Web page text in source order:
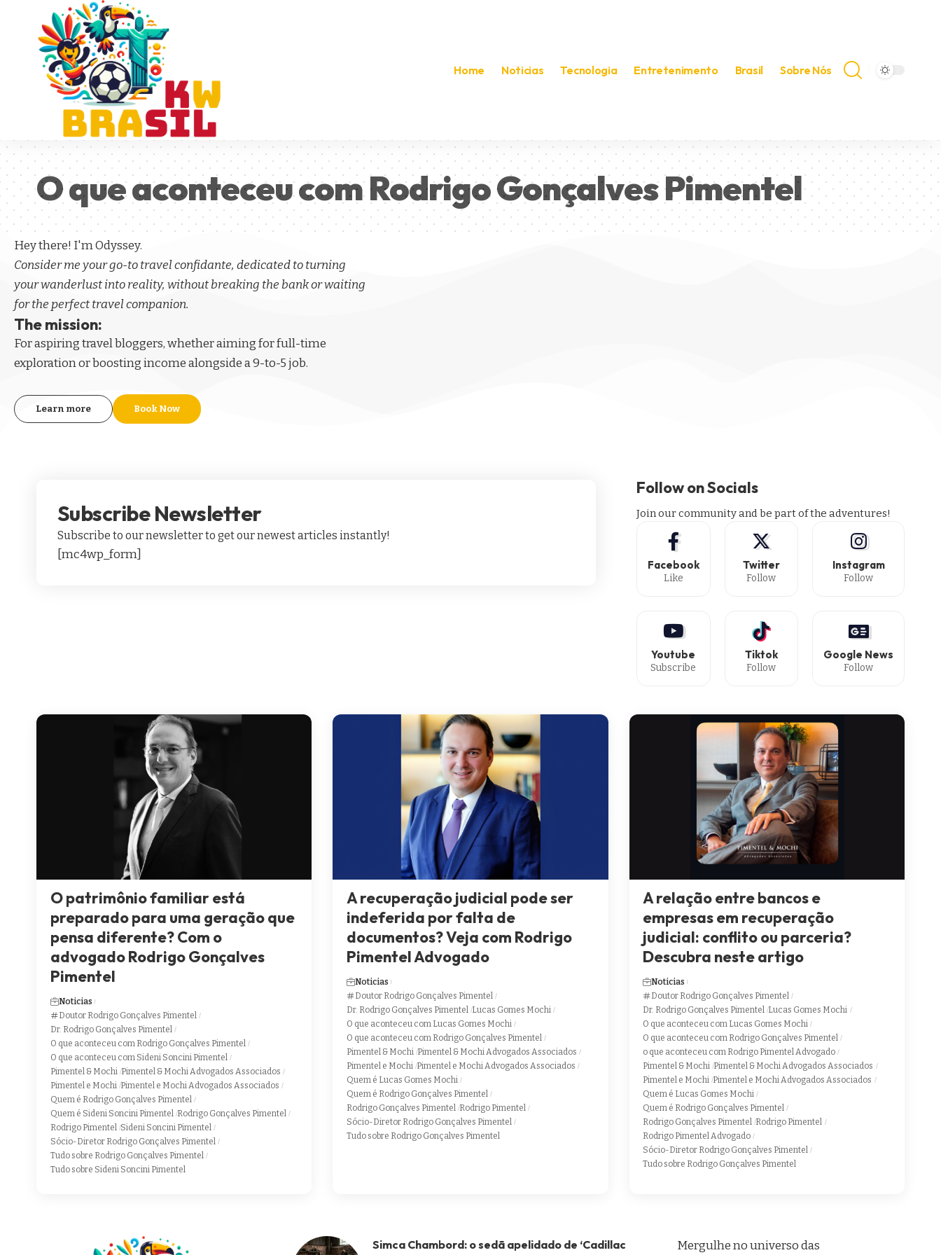
Home Noticias Tecnologia Entretenimento Brasil Sobre Nós
O que aconteceu com Rodrigo Gonçalves Pimentel
Hey there! I'm Odyssey.
Consider me your go-to travel confidante, dedicated to turning
your wanderlust into reality, without breaking the bank or waiting
for the perfect travel companion.
The mission:
For aspiringtravel bloggers, whether aiming for full-time
exploration or boosting income alongside a 9-to-5 job.
Learn more Book Now
Subscribe Newsletter
Subscribe to our newsletter to get our newest articles instantly!
[mc4wp_form]
Follow on Socials
Join our community and be part of the adventures!
Facebook
Like
Twitter
Follow
Instagram
Follow
Youtube
Subscribe
Tiktok
Follow
Google News
Follow
O patrimônio familiar está
preparado para uma geração que
pensa diferente? Com o
advogado Rodrigo Gonçalves
Pimentel
Noticias
Doutor Rodrigo Gonçalves Pimentel
Dr. Rodrigo Gonçalves Pimentel
O que aconteceu com Rodrigo Gonçalves Pimentel
O que aconteceu com Sideni Soncini Pimentel
Pimentel & Mochi Pimentel & Mochi Advogados Associados
Pimentel e Mochi Pimentel e Mochi Advogados Associados
Quem é Rodrigo Gonçalves Pimentel
Quem é Sideni Soncini Pimentel Rodrigo Gonçalves Pimentel
Rodrigo Pimentel Sideni Soncini Pimentel
Sócio-Diretor Rodrigo Gonçalves Pimentel
Tudo sobre Rodrigo Gonçalves Pimentel
Tudo sobre Sideni Soncini Pimentel
A recuperação judicial pode ser
indeferida por falta de
documentos? Veja com Rodrigo
Pimentel Advogado
Noticias
Doutor Rodrigo Gonçalves Pimentel
Dr. Rodrigo Gonçalves Pimentel Lucas Gomes Mochi
O que aconteceu com Lucas Gomes Mochi
O que aconteceu com Rodrigo Gonçalves Pimentel
Pimentel & Mochi Pimentel & Mochi Advogados Associados
Pimentel e Mochi Pimentel e Mochi Advogados Associados
Quem é Lucas Gomes Mochi
Quem é Rodrigo Gonçalves Pimentel
Rodrigo Gonçalves Pimentel Rodrigo Pimentel
Sócio-Diretor Rodrigo Gonçalves Pimentel
Tudo sobre Rodrigo Gonçalves Pimentel
A relação entre bancos e
empresas em recuperação
judicial: conflito ou parceria?
Descubra neste artigo
Noticias
Doutor Rodrigo Gonçalves Pimentel
Dr. Rodrigo Gonçalves Pimentel Lucas Gomes Mochi
O que aconteceu com Lucas Gomes Mochi
O que aconteceu com Rodrigo Gonçalves Pimentel
o que aconteceu com Rodrigo Pimentel Advogado
Pimentel & Mochi Pimentel & Mochi Advogados Associados
Pimentel e Mochi Pimentel e Mochi Advogados Associados
Quem é Lucas Gomes Mochi
Quem é Rodrigo Gonçalves Pimentel
Rodrigo Gonçalves Pimentel Rodrigo Pimentel
Rodrigo Pimentel Advogado
Sócio-Diretor Rodrigo Gonçalves Pimentel
Tudo sobre Rodrigo Gonçalves Pimentel
Simca Chambord: o sedã apelidado de ‘Cadillac
Mergulhe no universo das